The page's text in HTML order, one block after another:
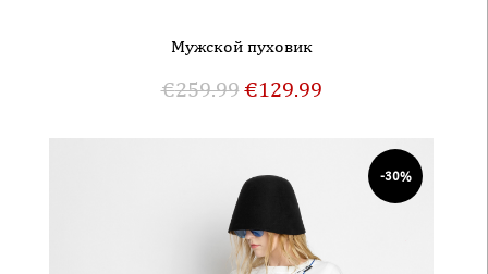
Mужской пуховик
€259.99€129.99
-30%